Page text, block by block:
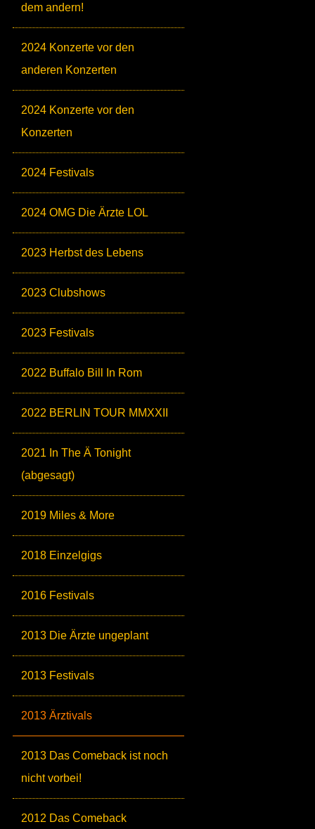
dem andern!
2024 Konzerte vor den
anderen Konzerten
2024 Konzerte vor den
Konzerten
2024 Festivals
2024 OMG Die Ärzte LOL
2023 Herbst des Lebens
2023 Clubshows
2023 Festivals
2022 Buffalo Bill In Rom
2022 BERLIN TOUR MMXXII
2021 In The Ä Tonight
(abgesagt)
2019 Miles & More
2018 Einzelgigs
2016 Festivals
2013 Die Ärzte ungeplant
2013 Festivals
2013 Ärztivals
2013 Das Comeback ist noch
nicht vorbei!
2012 Das Comeback